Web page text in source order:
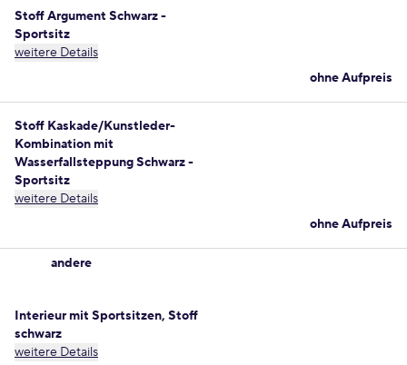
Stoff Argument Schwarz -
Sportsitz
weitere Details
ohne Aufpreis
Stoff Kaskade/Kunstleder-
Kombination mit
Wasserfallsteppung Schwarz -
Sportsitz
weitere Details
ohne Aufpreis
andere
Interieur mit Sportsitzen, Stoff
schwarz
weitere Details